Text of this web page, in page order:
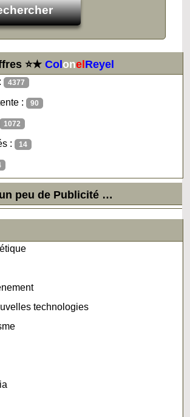
⭐★ColonelReyel
4377
: 90
1072
: 14
peu de Publicité …
technologies